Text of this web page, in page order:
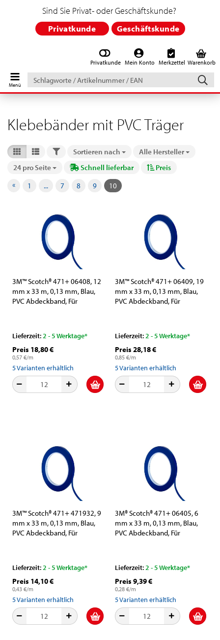
Privatkunde Mein Konto Merkzettel Warenkorb
Schlagworte
/
Artikelnummer
EAN
Sind Sie Privat- oder Geschäftskunde?
Privatkunde Geschäftskunde
Klebebänder mit PVC Träger
FILTERSortieren nach
Sortieren nach
Alle Hersteller
24 pro Seite
pro Seite Schnell lieferbar
Preis
«
1 ... 7 8 9 10
3M™ Scotch® 471+ 06408, 12
mm x 33 m, 0,13 mm, Blau,
PVC Abdeckband, Für
Lieferzeit:2 - 5 Werktage*
Preis 18,80 €
0,57 €/m
5Varianten erhältlich
3M™ Scotch® 471+ 06409, 19
mm x 33 m, 0,13 mm, Blau,
PVC Abdeckband, Für
Lieferzeit:2 - 5 Werktage*
Preis 28,18 €
0,85 €/m
5Varianten erhältlich
3M™ Scotch® 471+ 471932, 9
mm x 33 m, 0,13 mm, Blau,
PVC Abdeckband, Für
Lieferzeit:2 - 5 Werktage*
Preis 14,10 €
0,43 €/m
5Varianten erhältlich
3M® Scotch® 471+ 06405, 6
mm x 33 m, 0,13 mm, Blau,
PVC Abdeckband, Für
Lieferzeit:2 - 5 Werktage*
Preis 9,39 €
0,28 €/m
5Varianten erhältlich